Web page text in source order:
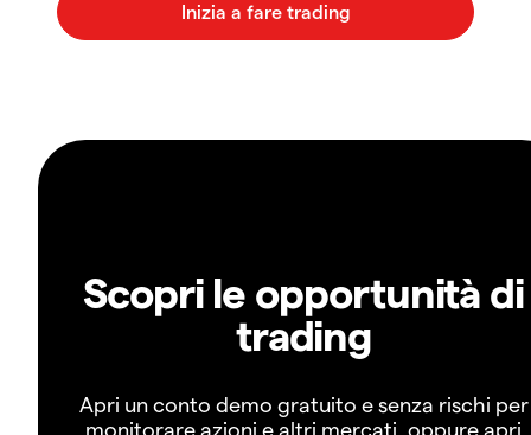
Scopri le opportunità di
trading
Apri un conto demo gratuito e senza rischi per
monitorare azioni e altri mercati, oppure apri